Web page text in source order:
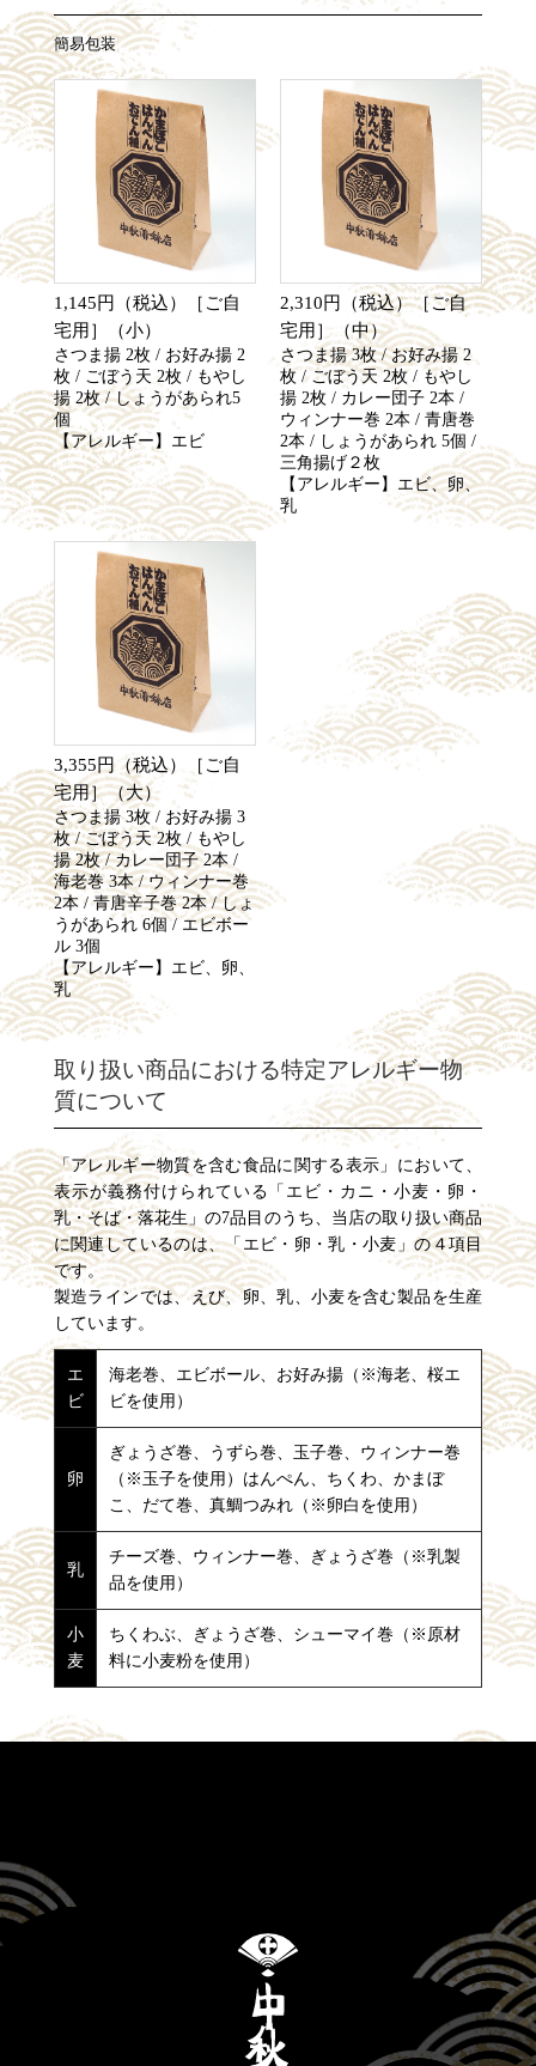
簡易包装
1,145円（税込）［ご自
宅用］（小）
さつま揚 2枚 / お好み揚 2
枚 / ごぼう天 2枚 / もやし
揚 2枚 / しょうがあられ5
個
【アレルギー】エビ
2,310円（税込）［ご自
宅用］（中）
さつま揚 3枚 / お好み揚 2
枚 / ごぼう天 2枚 / もやし
揚 2枚 / カレー団子 2本 /
ウィンナー巻 2本 / 青唐巻
2本 / しょうがあられ 5個 /
三角揚げ２枚
【アレルギー】エビ、卵、
乳
3,355円（税込）［ご自
宅用］（大）
さつま揚 3枚 / お好み揚 3
枚 / ごぼう天 2枚 / もやし
揚 2枚 / カレー団子 2本 /
海老巻 3本 / ウィンナー巻
2本 / 青唐辛子巻 2本 / しょ
うがあられ 6個 / エビボー
ル 3個
【アレルギー】エビ、卵、
乳
取り扱い商品における特定アレルギー物
質について
「アレルギー物質を含む食品に関する表示」において、
表示が義務付けられている「エビ・カニ・小麦・卵・
乳・そば・落花生」の7品目のうち、当店の取り扱い商品
に関連しているのは、「エビ・卵・乳・小麦」の４項目
です。
製造ラインでは、えび、卵、乳、小麦を含む製品を生産
しています。
エ
ビ
海老巻、エビボール、お好み揚（※海老、桜エ
ビを使用）
卵
ぎょうざ巻、うずら巻、玉子巻、ウィンナー巻
（※玉子を使用）はんぺん、ちくわ、かまぼ
こ、だて巻、真鯛つみれ（※卵白を使用）
乳
チーズ巻、ウィンナー巻、ぎょうざ巻（※乳製
品を使用）
小
麦
ちくわぶ、ぎょうざ巻、シューマイ巻（※原材
料に小麦粉を使用）